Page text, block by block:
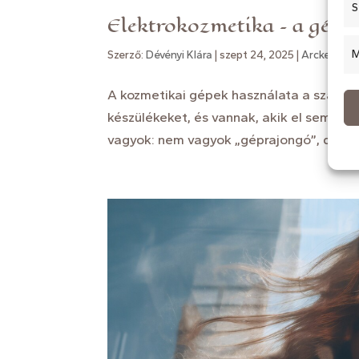
Elektrokozmetika – a gépi
Szerző:Dévényi Klára |szept 24, 2025 |Arckezelés
A kozmetikai gépek használata a
készülékeket, és vannak, akik el sem
vagyok: nem vagyok „géprajongó”, de